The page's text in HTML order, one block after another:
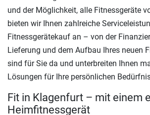
und der Möglichkeit, alle Fitnessgeräte
bieten wir Ihnen zahlreiche
Fitnessgerätekauf an – von der
Lieferung und dem Aufbau Ihres neuen
sind für Sie da und unterbreiten Ihnen
Lösungen für Ihre persönlichen
Fit in Klagenfurt – mit einem
Heimfitnessgerät